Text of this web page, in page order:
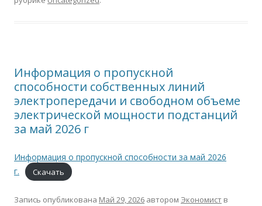
Информация о пропускной
способности собственных линий
электропередачи и свободном объеме
электрической мощности подстанций
за май 2026 г
Информация о пропускной способности за май 2026
г.
Скачать
Запись опубликована Май 29, 2026 автором Экономист в